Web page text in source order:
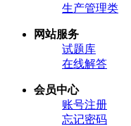
生产管理类
网站服务
试题库
在线解答
会员中心
账号注册
忘记密码